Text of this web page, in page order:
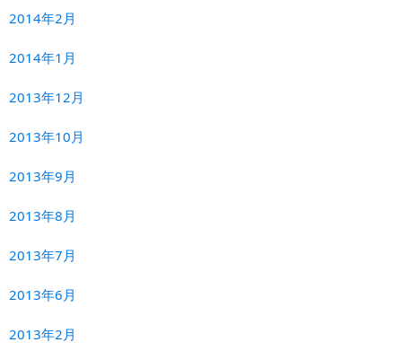
2014年2月
2014年1月
2013年12月
2013年10月
2013年9月
2013年8月
2013年7月
2013年6月
2013年2月